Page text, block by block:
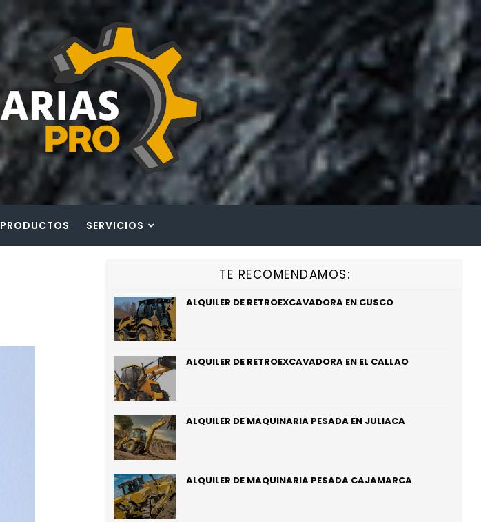
PRODUCTOS SERVICIOS
TE RECOMENDAMOS:
ALQUILER DE RETROEXCAVADORA EN CUSCO
ALQUILER DE RETROEXCAVADORA EN EL CALLAO
ALQUILER DE MAQUINARIA PESADA EN JULIACA
ALQUILER DE MAQUINARIA PESADA CAJAMARCA